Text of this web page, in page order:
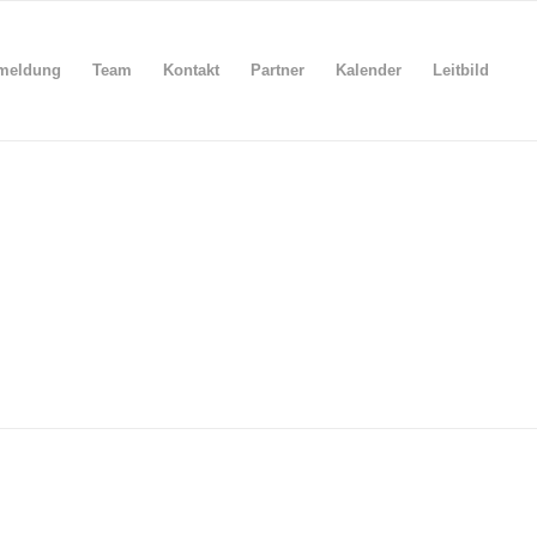
Team Kontakt Partner Kalender Leitbild